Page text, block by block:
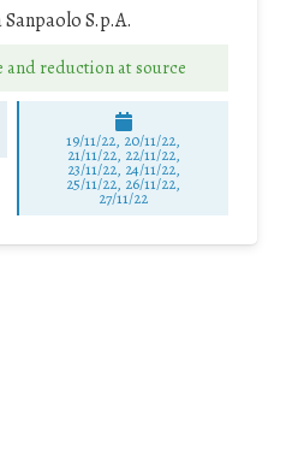
S.p.A.
and reduction at source
19/11/22, 20/11/22,
21/11/22, 22/11/22,
23/11/22, 24/11/22,
25/11/22, 26/11/22,
27/11/22